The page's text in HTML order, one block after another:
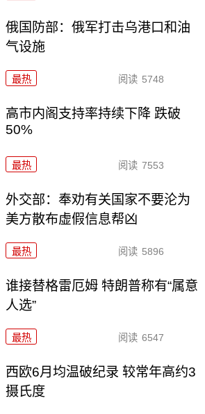
俄国防部：俄军打击乌港口和油
气设施
最热 阅读 5748
高市内阁支持率持续下降 跌破
50%
最热 阅读 7553
外交部：奉劝有关国家不要沦为
美方散布虚假信息帮凶
最热 阅读 5896
谁接替格雷厄姆 特朗普称有“属意
人选”
最热 阅读 6547
西欧6月均温破纪录 较常年高约3
摄氏度